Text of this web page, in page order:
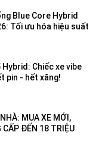
Blue Core Hybrid
Tối ưu hóa hiệu suất
Chiếc xe vibe
pin - hết xăng!
MUA XE MỚI,
CẤP ĐẾN 18 TRIỆU